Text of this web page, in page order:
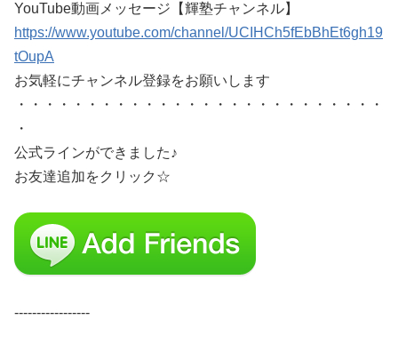
YouTube動画メッセージ 【輝塾チャンネル】
https://www.youtube.com/channel/UCIHCh5fEbBhEt6gh19
tOupA
お気軽にチャンネル登録をお願いします
・・・・・・・・・・・・・・・・・・・・・・・・・・
・
公式ラインができました♪
お友達追加をクリック☆
-----------------